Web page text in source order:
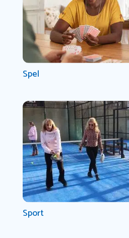
Spel
Sport